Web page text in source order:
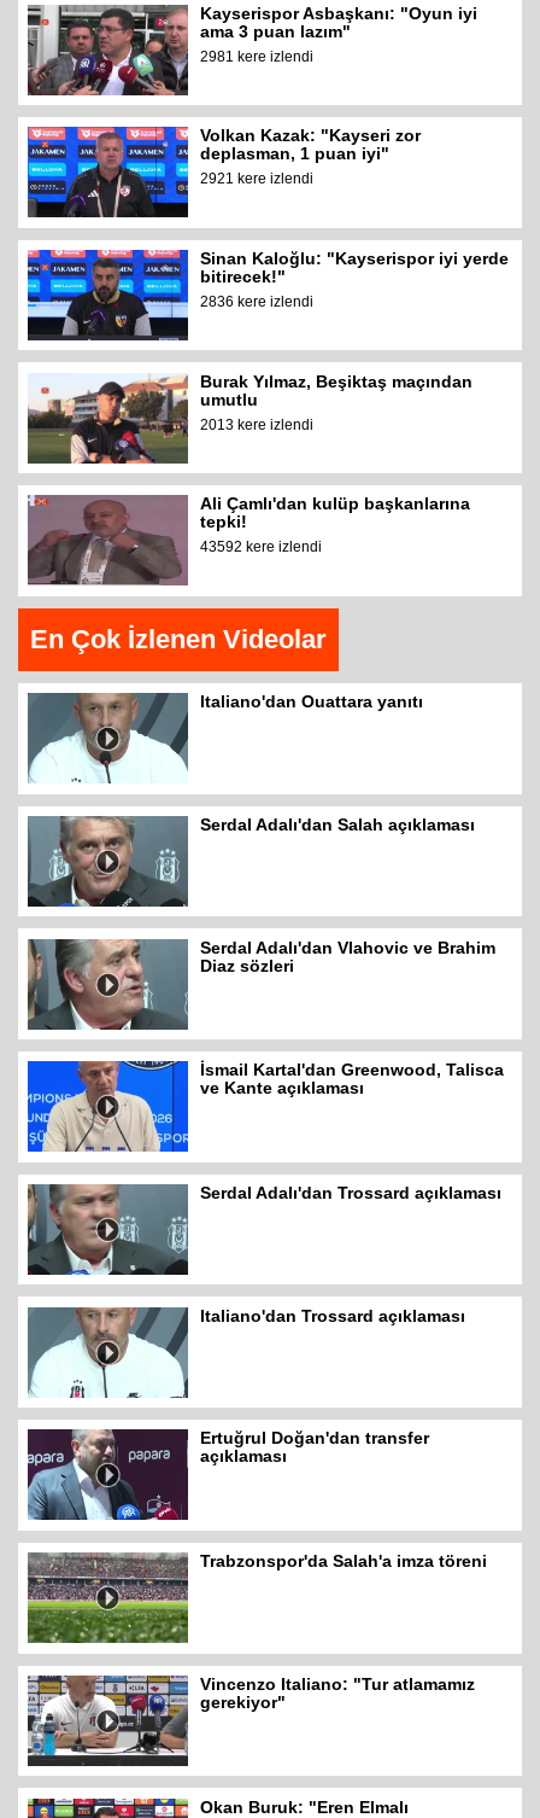
Kayserispor Asbaşkanı: "Oyun iyi
ama 3 puan lazım"
2981 kere izlendi
Volkan Kazak: "Kayseri zor
deplasman, 1 puan iyi"
2921 kere izlendi
Sinan Kaloğlu: "Kayserispor iyi yerde
bitirecek!"
2836 kere izlendi
Burak Yılmaz, Beşiktaş maçından
umutlu
2013 kere izlendi
Ali Çamlı'dan kulüp başkanlarına
tepki!
43592 kere izlendi
En Çok İzlenen Videolar
Italiano'dan Ouattara yanıtı
Serdal Adalı'dan Salah açıklaması
Serdal Adalı'dan Vlahovic ve Brahim
Diaz sözleri
İsmail Kartal'dan Greenwood, Talisca
ve Kante açıklaması
Serdal Adalı'dan Trossard açıklaması
Italiano'dan Trossard açıklaması
Ertuğrul Doğan'dan transfer
açıklaması
Trabzonspor'da Salah'a imza töreni
Vincenzo Italiano: "Tur atlamamız
gerekiyor"
Okan Buruk: "Eren Elmalı